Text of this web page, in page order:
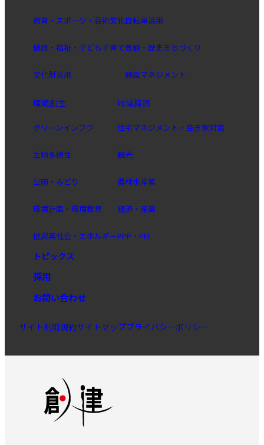
教育・スポーツ・芸術文化
健康・福祉・子ども子育て
文化財活用
自転車活用
景観・歴史まちづくり
施設マネジメント
環境創生
グリーンインフラ
生物多様性
公園・みどり
環境計画・環境教育
低炭素社会・エネルギー
地域経済
住宅マネジメント・空き家対策
観光
農林水産業
経済・産業
PPP・PFI
トピックス
採用
お問い合わせ
サイト利用規約サイトマッププライバシーポリシー